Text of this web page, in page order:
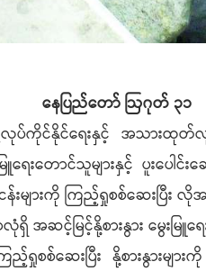
နေပြည်တော် ဩဂုတ် ၃၁
လုပ်ကိုင်နိုင်ရေးနှင့် အသားထုတ်
မြူရေးတောင်သူများနှင့် ပူ
များကို ကြည့်ရှုစစ်ဆေးပြီး
င့်မြင့်နို့စားနွား မွေးမြူရေ
စစ်ဆေးပြီး နို့စားနွားမျ